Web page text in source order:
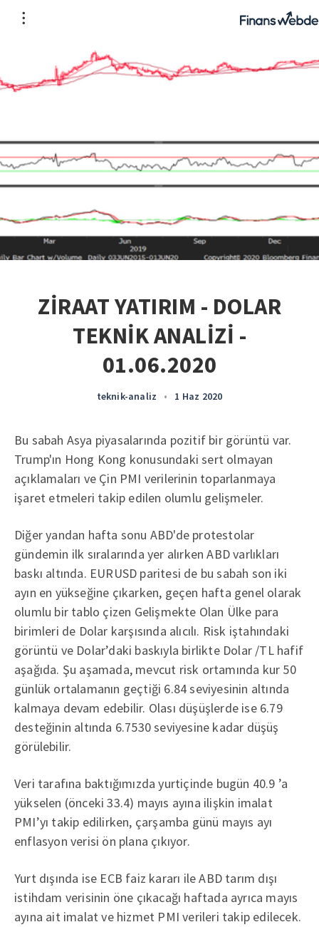
ZİRAAT YATIRIM - DOLAR
TEKNİK ANALİZİ -
01.06.2020
teknik-analiz • 1 Haz 2020
Bu sabah Asya piyasalarında pozitif bir görüntü var.
Trump'ın Hong Kong konusundaki sert olmayan
açıklamaları ve Çin PMI verilerinin toparlanmaya
işaret etmeleri takip edilen olumlu gelişmeler.
Diğer yandan hafta sonu ABD'de protestolar
gündemin ilk sıralarında yer alırken ABD varlıkları
baskı altında. EURUSD paritesi de bu sabah son iki
ayın en yükseğine çıkarken, geçen hafta genel olarak
olumlu bir tablo çizen Gelişmekte Olan Ülke para
birimleri de Dolar karşısında alıcılı. Risk iştahındaki
görüntü ve Dolar’daki baskıyla birlikte Dolar /TL hafif
aşağıda. Şu aşamada, mevcut risk ortamında kur 50
günlük ortalamanın geçtiği 6.84 seviyesinin altında
kalmaya devam edebilir. Olası düşüşlerde ise 6.79
desteğinin altında 6.7530 seviyesine kadar düşüş
görülebilir.
Veri tarafına baktığımızda yurtiçinde bugün 40.9 ’a
yükselen (önceki 33.4) mayıs ayına ilişkin imalat
PMI’yı takip edilirken, çarşamba günü mayıs ayı
enflasyon verisi ön plana çıkıyor.
Yurt dışında ise ECB faiz kararı ile ABD tarım dışı
istihdam verisinin öne çıkacağı haftada ayrıca mayıs
ayına ait imalat ve hizmet PMI verileri takip edilecek.